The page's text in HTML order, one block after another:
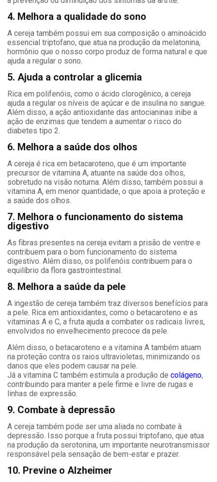
4. Melhora a qualidade do sono
A cereja também possui em sua composição o aminoácido
essencial triptofano, que atua na produção da melatonina,
hormônio que o nosso corpo produz de forma natural e que
ajuda a regular o sono.
5. Ajuda a controlar a glicemia
Rica em polifenóis, como o ácido clorogênico, a cereja
ajuda a regular os níveis de açúcar e de insulina no sangue.
Além disso, a ação antioxidante das antocianinas inibe a
ação de enzimas que tendem a aumentar o risco do
diabetes tipo 2.
6. Melhora a saúde dos olhos
A cereja é rica em betacaroteno, que é um importante
precursor de vitamina A, atuante na saúde dos olhos,
sobretudo na visão noturna. Além disso, também possui a
vitamina A, em menor quantidade, o que apoia a proteção e
a saúde dos olhos.
7. Melhora o funcionamento do sistema
digestivo
As fibras presentes na cereja evitam a prisão de ventre e
contribuem para o bom funcionamento do sistema
digestivo. Além disso, os polifenóis contribuem para o
equilíbrio da flora gastrointestinal.
8. Melhora a saúde da pele
A ingestão de cereja também traz diversos benefícios para
a pele. Rica em antioxidantes, como o betacaroteno e as
vitaminas A e C, a fruta ajuda a combater os radicais livres,
envolvidos no envelhecimento precoce da pele.
Além disso, o betacaroteno e a vitamina A também atuam
na proteção contra os raios ultravioletas, minimizando os
danos que eles podem causar na pele.
Já a vitamina C também estimula a produção de colágeno,
contribuindo para manter a pele firme e livre de rugas e
linhas de expressão.
9. Combate à depressão
A cereja também pode ser uma aliada no combate à
depressão. Isso porque a fruta possui triptofano, que atua
na produção da serotonina, um importante neurotransmissor
responsável pela sensação de bem-estar e prazer.
10. Previne o Alzheimer